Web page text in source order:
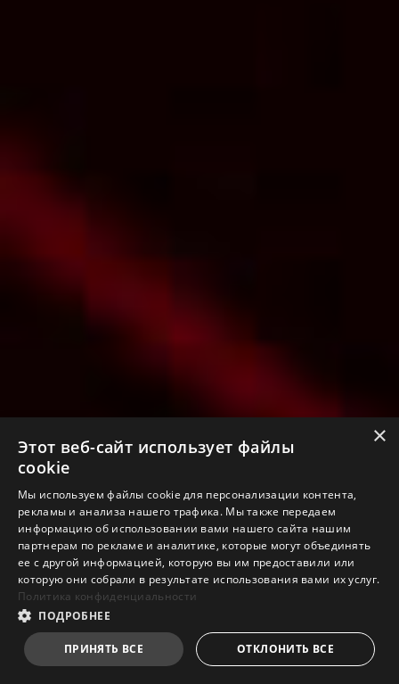
×
Этот веб-сайт использует файлы
cookie
Мы используем файлы cookie для персонализации контента,
рекламы и анализа нашего трафика. Мы также передаем
информацию об использовании вами нашего сайта нашим
партнерам по рекламе и аналитике, которые могут объединять
ее с другой информацией, которую вы им предоставили или
которую они собрали в результате использования вами их услуг.
Политика конфиденциальности
ПОДРОБНЕЕ
ПРИНЯТЬ ВСЕ ОТКЛОНИТЬ ВСЕ